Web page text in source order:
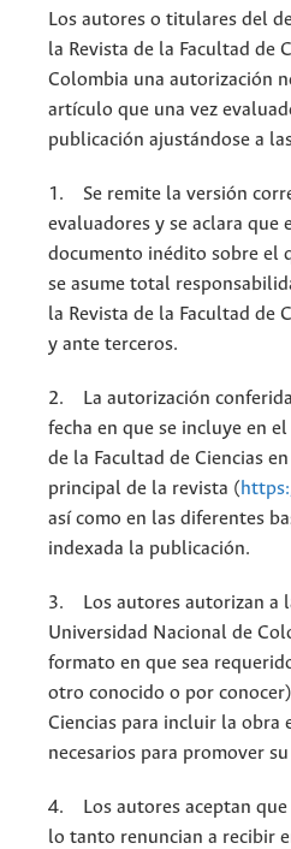
Los autores o titulares del
la Revista de la Facultad de
Colombia una autorización
artículo que una vez
publicación ajustándose a
1. Se remite la versión
evaluadores y se aclara
documento inédito sobre el
se asume total
la Revista de la Facultad de
y ante terceros.
2. La autorización
fecha en que se incluye en
de la Facultad de Ciencias
principal de la revista (
así como en las diferentes
indexada la publicación.
3. Los autores autorizan a
Universidad Nacional de
formato en que sea
otro conocido o por
Ciencias para incluir la obra
necesarios para promover
4. Los autores aceptan
lo tanto renuncian a recibir